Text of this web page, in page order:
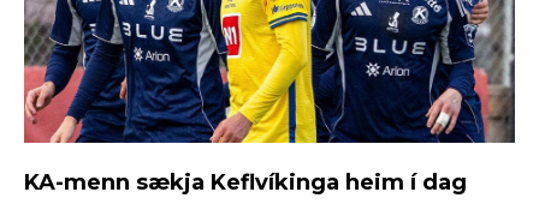
KA-menn sækja Keflvíkinga heim í dag